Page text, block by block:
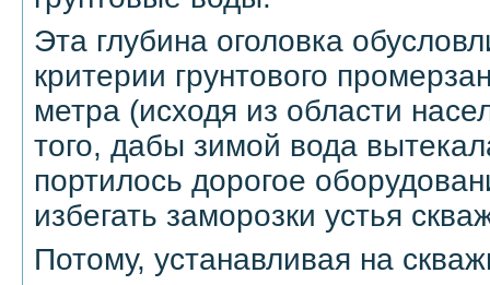
Эта глубина оголовка
критерии грунтового
метра (исходя из области
того, дабы зимой вода
портилось дорогое
избегать заморозки устья
Потому, устанавливая на